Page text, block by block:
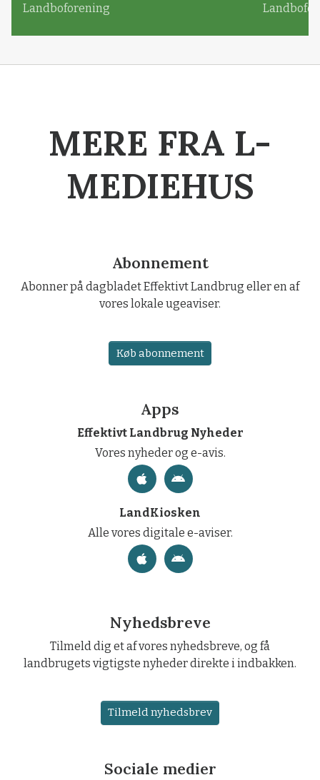
Landboforening
MERE FRA L-
MEDIEHUS
Abonnement
Abonner på dagbladet Effektivt Landbrug eller en af
vores lokale ugeaviser.
Køb abonnement
Apps
Effektivt Landbrug Nyheder
Vores nyheder og e-avis.
LandKiosken
Alle vores digitale e-aviser.
Nyhedsbreve
Tilmeld dig et af vores nyhedsbreve, og få
landbrugets vigtigste nyheder direkte i indbakken.
Tilmeld nyhedsbrev
Sociale medier